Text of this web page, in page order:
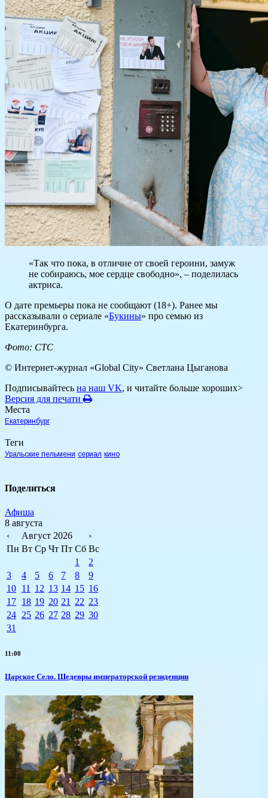
«Так что пока, в отличие от своей героини, замуж
не собираюсь, мое сердце свободно», – поделилась
актриса.
О дате премьеры пока не сообщают (18+). Ранее мы
рассказывали о сериале «Букины» про семью из
Екатеринбурга.
Фото: СТС
© Интернет-журнал «Global City» Светлана Цыганова
Подписывайтесь на наш VK, и читайте больше хороших>
Версия для печати
Места
Екатеринбург
Теги
Уральские пельмени сериал кино
Поделиться
Афиша
8 августа
‹
Август 2026
›
Пн Вт Ср Чт Пт Сб Вс
1
2
3
4 5 6 7 8
9
10 11 12 13 14 15 16
17 18 19 20 21 22 23
24 25 26 27 28 29 30
31
11:00
Царское Село. Шедевры императорской резиденции